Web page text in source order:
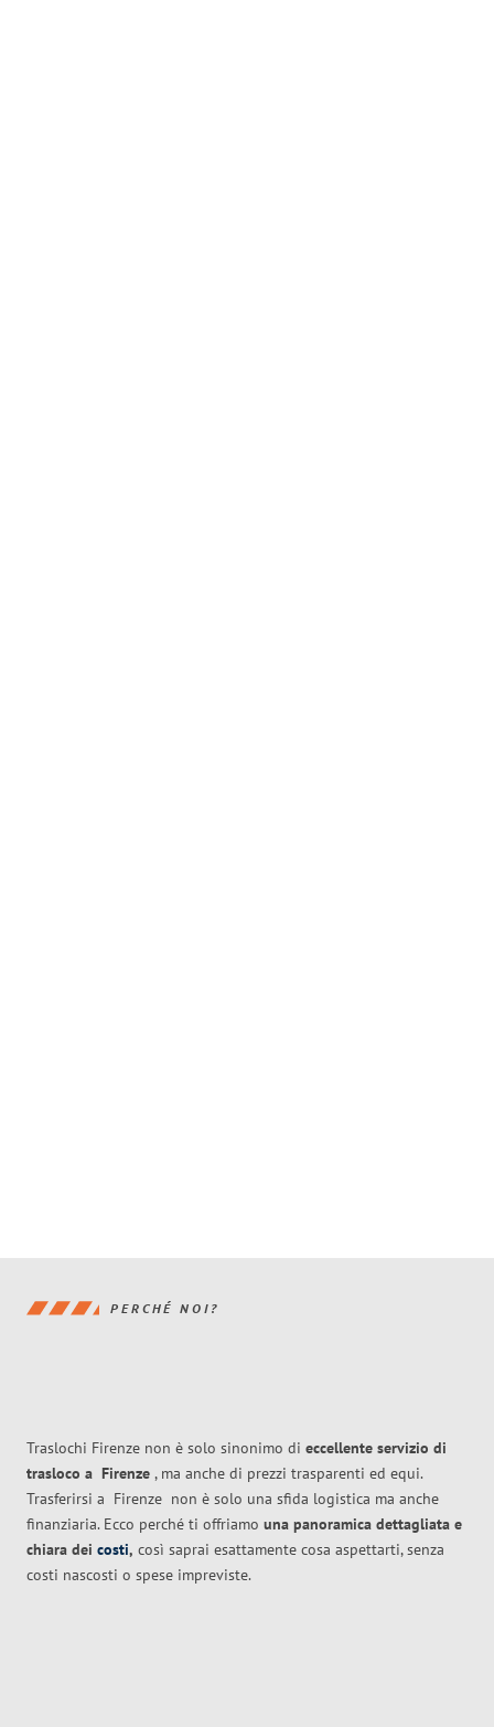
PERCHÉ NOI?
Traslochi Firenze non è solo sinonimo di eccellente servizio di
trasloco a Firenze , ma anche di prezzi trasparenti ed equi.
Trasferirsi a Firenze non è solo una sfida logistica ma anche
finanziaria. Ecco perché ti offriamo una panoramica dettagliata e
chiara dei costi, così saprai esattamente cosa aspettarti, senza
costi nascosti o spese impreviste.